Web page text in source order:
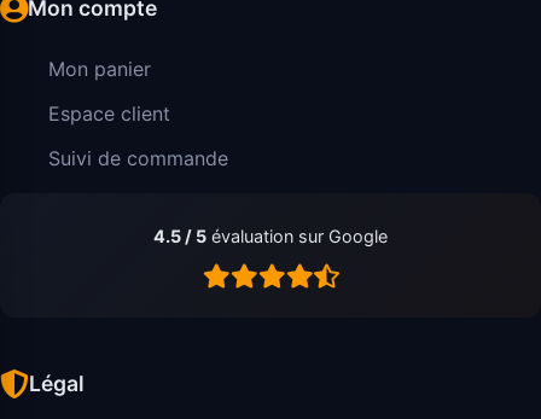
Mon compte
Mon panier
Espace client
Suivi de commande
4.5 / 5 évaluation sur Google
Légal